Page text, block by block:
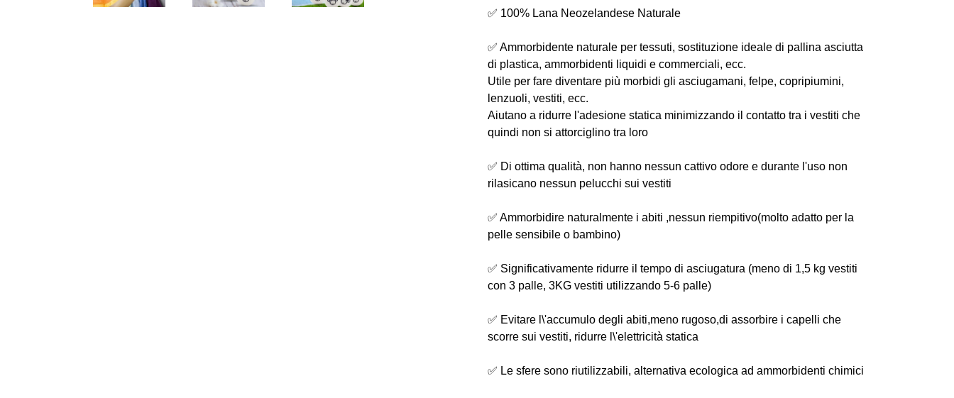
✅ 100% Lana Neozelandese Naturale
✅ Ammorbidente naturale per tessuti, sostituzione ideale di pallina asciutta
di plastica, ammorbidenti liquidi e commerciali, ecc.
Utile per fare diventare più morbidi gli asciugamani, felpe, copripiumini,
lenzuoli, vestiti, ecc.
Aiutano a ridurre l'adesione statica minimizzando il contatto tra i vestiti che
quindi non si attorciglino tra loro
✅ Di ottima qualità, non hanno nessun cattivo odore e durante l'uso non
rilasicano nessun pelucchi sui vestiti
✅ Ammorbidire naturalmente i abiti ,nessun riempitivo(molto adatto per la
pelle sensibile o bambino)
✅ Significativamente ridurre il tempo di asciugatura (meno di 1,5 kg vestiti
con 3 palle, 3KG vestiti utilizzando 5-6 palle)
✅ Evitare l\'accumulo degli abiti,meno rugoso,di assorbire i capelli che
scorre sui vestiti, ridurre l\'elettricità statica
✅ Le sfere sono riutilizzabili, alternativa ecologica ad ammorbidenti chimici